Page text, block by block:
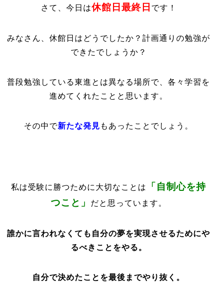
さて、今日は休館日最終日 です！
みなさん、休館日はどうでしたか？計画通りの勉強が
できたでしょうか？
普段勉強している東進とは異なる場所で、各々学習を
進めてくれたことと思います。
その中で新たな発見 もあったことでしょう。
私は受験に勝つために大切なことは
「自制心を持
つこと」
だと思っています。
誰かに言われなくても自分の夢を実現させるためにや
るべきことをやる。
自分で決めたことを最後までやり抜く。